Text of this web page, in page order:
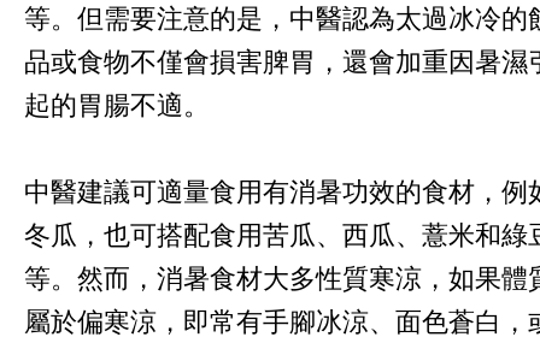
等。但需要注意的是，中醫認為太過冰冷的
品或食物不僅會損害脾胃，還會加重因暑濕
起的胃腸不適。
中醫建議可適量食用有消暑功效的食材，例
冬瓜，也可搭配食用苦瓜、西瓜、薏米和綠
等。然而，消暑食材大多性質寒涼，如果體
屬於偏寒涼，即常有手腳冰涼、面色蒼白，